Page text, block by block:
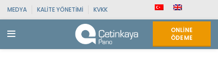
MEDYA KALITE YÖNETIMI KVKK
ONLINE
ÖDEME